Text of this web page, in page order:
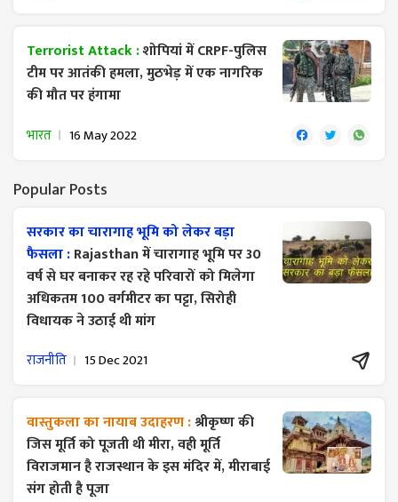
Terrorist Attack :शोपियां में CRPF-पुलिस
टीम पर आतंकी हमला, मुठभेड़ में एक नागरिक
की मौत पर हंगामा
भारत 16 May 2022
Popular Posts
सरकार का चारागाह भूमि को लेकर बड़ा
फैसला :Rajasthan में चारागाह भूमि पर 30
वर्ष से घर बनाकर रह रहे परिवारों को मिलेगा
अधिकतम 100 वर्गमीटर का पट्टा, सिरोही
विधायक ने उठाई थी मांग
राजनीति 15 Dec 2021
वास्तुकला का नायाब उदाहरण :श्रीकृष्ण की
जिस मूर्ति को पूजती थी मीरा, वही मूर्ति
विराजमान है राजस्थान के इस मंदिर में, मीराबाई
संग होती है पूजा